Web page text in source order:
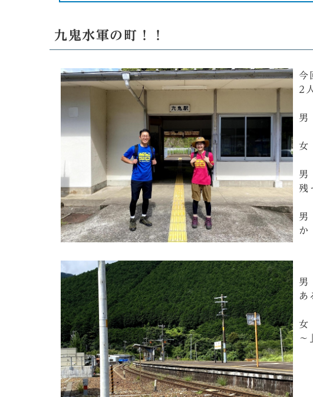
九鬼水軍の町！！
今
2
男
女
男
残
男
か
男
あ
女
～